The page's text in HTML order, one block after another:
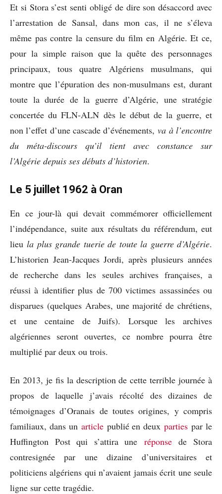
Et si Stora s’est senti obligé de dire son désaccord avec
l’arrestation de Sansal, dans mon cas, il ne s’éleva
même pas contre la censure du film en Algérie. Et ce,
pour la simple raison que la quête des personnages
principaux, tous quatre Algériens musulmans, qui
montre que l’épuration des non-musulmans est, durant
toute la durée de la guerre d’Algérie, une stratégie
concertée du FLN-ALN dès le début de la guerre, et
non l’effet d’une cascade d’événements, va à l’encontre
du méta-discours qu’il tient avec constance sur
l’Algérie depuis ses débuts d’historien.
Le 5 juillet 1962 à Oran
En ce jour-là qui devait commémorer officiellement
l’indépendance, suite aux résultats du référendum, eut
lieula plus grande tuerie de toute la guerre d’Algérie.
L’historien Jean-Jacques Jordi, après plusieurs années
de recherche dans les seules archives françaises, a
réussi à identifier plus de 700 victimes assassinées ou
disparues (quelques Arabes, une majorité de chrétiens,
et une centaine de Juifs). Lorsque les archives
algériennes seront ouvertes, ce nombre pourra être
multiplié par deux ou trois.
En 2013, je fis la description de cette terrible journée à
propos de laquelle j’avais récolté des dizaines de
témoignages d’Oranais de toutes origines, y compris
familiaux, dans un articlepublié en deuxparties par le
Huffington Post qui s’attira une réponsede Stora
contresignée par une dizaine d’universitaires et
politiciens algériens qui n’avaient jamais écrit une seule
ligne sur cette tragédie.